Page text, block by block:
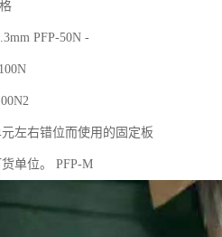
PFP-50N -
左右错位而使用的固定板
单位。 PFP-M